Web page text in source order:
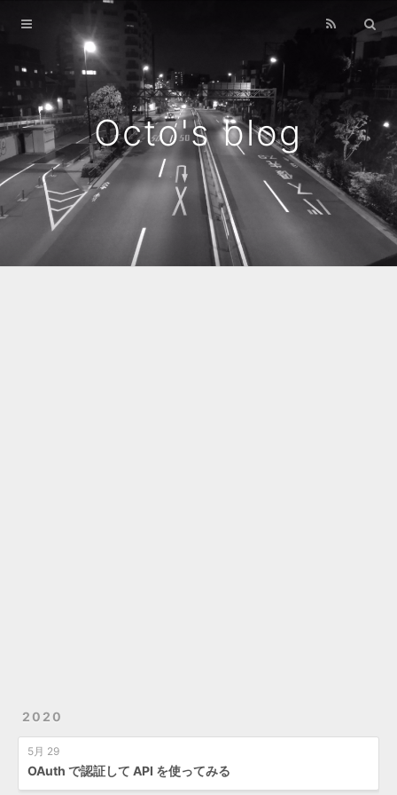
Octo's blog
2020
5月 29
OAuth で認証して API を使ってみる
Home
Archives